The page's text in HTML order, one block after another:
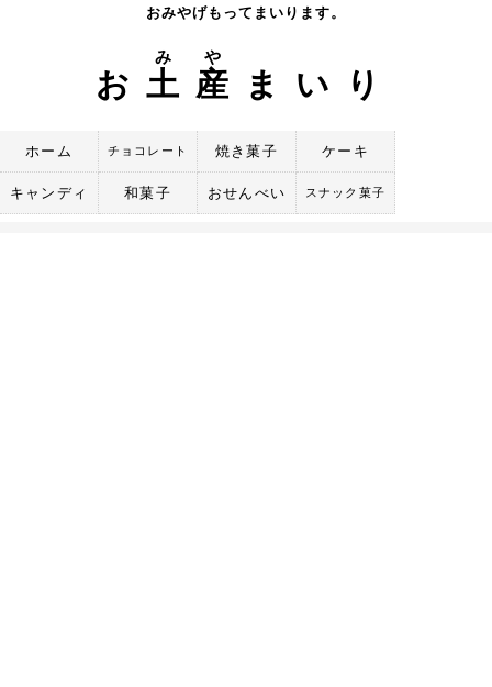
おみやげもってまいります。
お 土
み
産
や
まいり
ホーム チョコレート 焼き菓子 ケーキ
キャンディ 和菓子 おせんべい スナック菓子